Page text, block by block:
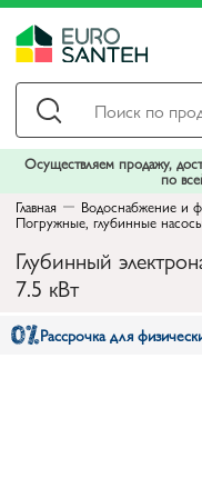
Осуществляем продажу,
по
Главная
Водоснабжение и
Погружные, глубинные
Глубинный
7.5 кВт
Рассрочка для